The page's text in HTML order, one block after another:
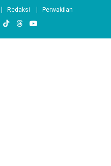
Redaksi Perwakilan